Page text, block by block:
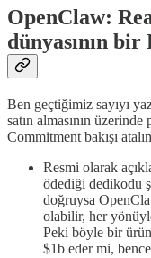
OpenClaw:
dünyasının bir
Ben geçtiğimiz sayıyı
satın almasının
Commitment bakışı
Resmi olarak
ödediği dedikodu
doğruysa
olabilir, her
Peki böyle bir
$1b eder mi,